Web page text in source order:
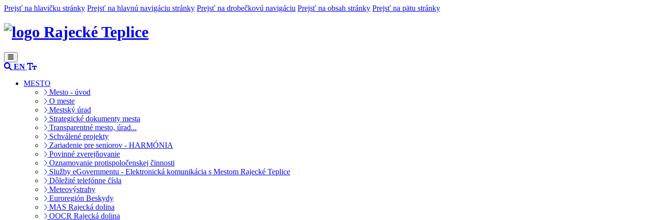
Prejsť na hlavičku stránky Prejsť na hlavnú navigáciu stránky Prejsť na drobečkovú navigáciu Prejsť na obsah stránky Prejsť na pätu stránky
Rajecké Teplice
EN
MESTO
Mesto - úvod
O meste
Mestský úrad
Strategické dokumenty mesta
Transparentné mesto, úrad...
Schválené projekty
Zariadenie pre seniorov - HARMÓNIA
Povinné zverejňovanie
Oznamovanie protispoločenskej činnosti
Služby eGovernmentu - Elektronická komunikácia s Mestom Rajecké Teplice
Dôležité telefónne čísla
Meteovýstrahy
Euroregión Beskydy
MAS Rajecká dolina
OOCR Rajecká dolina